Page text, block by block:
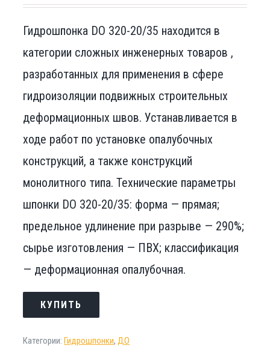
Гидрошпонка DO 320-20/35 находится в
категории сложных инженерных товаров ,
разработанных для применения в сфере
гидроизоляции подвижных строительных
деформационных швов. Устанавливается в
ходе работ по установке опалубочных
конструкций, а также конструкций
монолитного типа. Технические параметры
шпонки DO 320-20/35: форма — прямая;
предельное удлинение при разрыве — 290%;
сырье изготовления — ПВХ; классификация
— деформационная опалубочная.
КУПИТЬ
Категории:Гидрошпонки,ДО